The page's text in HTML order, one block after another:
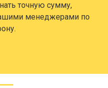
точную сумму,
менеджерами по